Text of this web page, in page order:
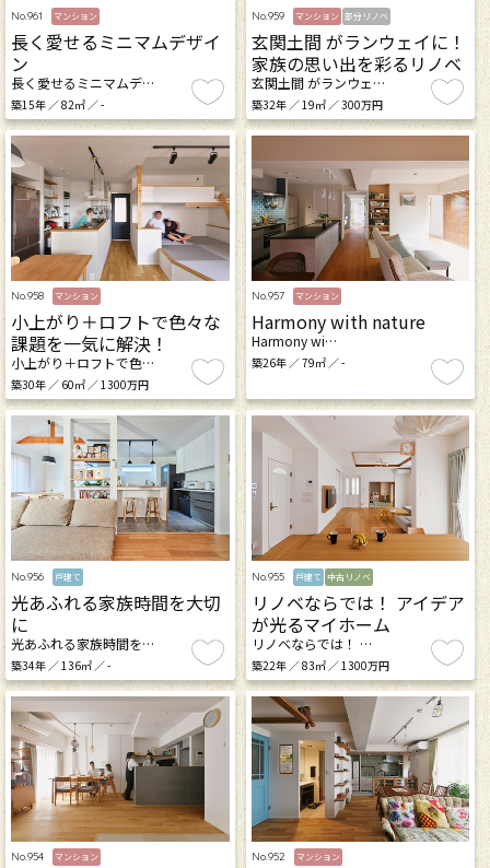
No.961 マンション
長く愛せるミニマムデザイ
ン
長く愛せるミニマムデ…
築15年 ／ 82㎡ ／ -
No.959 マンション 部分リノベ
玄関土間 がランウェイに！
家族の思い出を彩るリノベ
玄関土間 がランウェ…
築32年 ／ 19㎡ ／ 300万円
No.958 マンション
小上がり＋ロフトで色々な
課題を一気に解決！
小上がり＋ロフトで色…
築30年 ／ 60㎡ ／ 1300万円
No.957 マンション
Harmony with nature
Harmony wi…
築26年 ／ 79㎡ ／ -
No.956 戸建て
光あふれる家族時間を大切
に
光あふれる家族時間を…
築34年 ／ 136㎡ ／ -
No.955 戸建て 中古リノベ
リノベならでは！ アイデア
が光るマイホーム
リノベならでは！ …
築22年 ／ 83㎡ ／ 1300万円
No.954 マンション No.952 マンション